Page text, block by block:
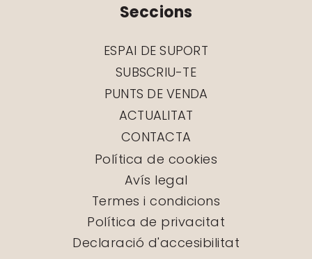
Seccions
ESPAI DE SUPORT
SUBSCRIU-TE
PUNTS DE VENDA
ACTUALITAT
CONTACTA
Política de cookies
Avís legal
Termes i condicions
Política de privacitat
Declaració d'accesibilitat